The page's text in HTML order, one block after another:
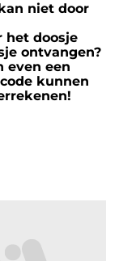
niet door
het doosje
ontvangen?
even een
kunnen